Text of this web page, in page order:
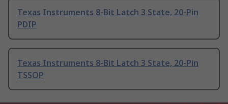
Texas Instruments 8-Bit Latch 3 State, 20-Pin
PDIP
Texas Instruments 8-Bit Latch 3 State, 20-Pin
TSSOP